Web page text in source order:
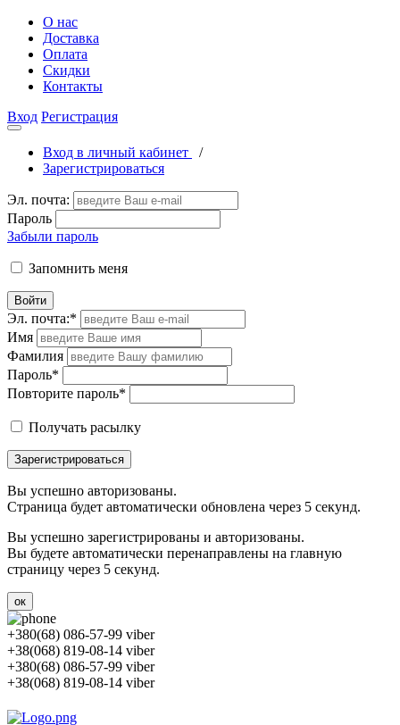
О нас
Доставка
Оплата
Скидки
Контакты
Вход Регистрация
Вход в личный кабинет
/
Зарегистрироваться
Эл. почта:
Пароль
Забыли пароль
Запомнить меня
Войти
Эл. почта:*
Имя
Фамилия
Пароль*
Повторите пароль*
Получать расылку
Зарегистрироваться
Вы успешно авторизованы.
Страница будет автоматически обновлена через 5 секунд.
Вы успешно зарегистрированы и авторизованы.
Вы будете автоматически перенаправлены на главную
страницу через 5 секунд.
ок
+380(68) 086-57-99 viber
+38(068) 819-08-14 viber
+380(68) 086-57-99 viber
+38(068) 819-08-14 viber